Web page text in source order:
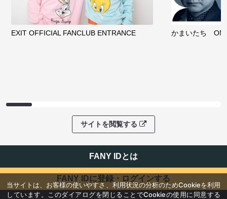
EXIT OFFICIAL FANCLUB ENTRANCE かまいたち
サイトを閲覧する
FANY IDとは
FANY IDに登録・ログインする
当サイトは、お客様の使いやすさ、利用状況の分析のためCookieを利用
しています。このダイアログを閉じることでCookieの使用に同意する